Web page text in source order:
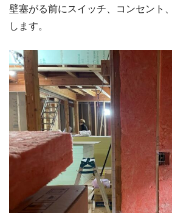
壁塞がる前にスイッチ、コンセント
します。